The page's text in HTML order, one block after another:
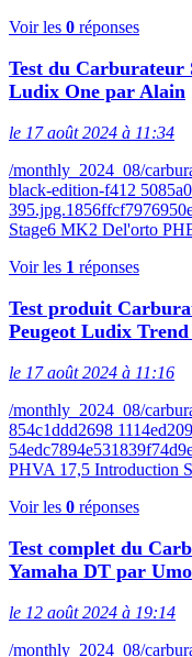
Voir les 0 réponses
Test du Carburateur
Ludix One par Alain
le 17 août 2024 à 11:34
/monthly_2024_08/
black-edition-f412
Stage6 MK2 Del'orto
Voir les 1 réponses
Test produit
Peugeot Ludix
le 17 août 2024 à 11:16
/monthly_2024_08/
854c1ddd2698
PHVA 17,5 Introduction
Voir les 0 réponses
Test complet du
Yamaha DT par
le 12 août 2024 à 19:14
/monthly_2024_08/